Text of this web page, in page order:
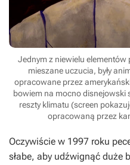
Jednym z niewielu elementów
mieszane uczucia, były
opracowane przez
bowiem na mocno disnejowski
reszty klimatu (screen
opracowaną przez
Oczywiście w 1997 roku
słabe, aby udźwignąć duże